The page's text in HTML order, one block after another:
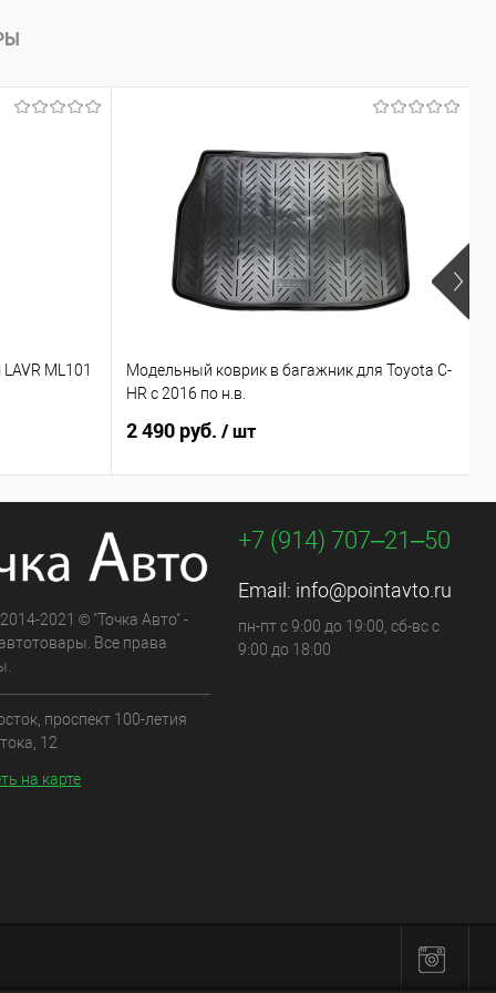
ML101
Модельный коврик в багажник для Toyota C-
HR с 2016 по н.в.
2 490 руб. / шт
2021 © "Точка Авто" -
Все права
проспект 100-летия
12
на карте
+7 (914) 707‒21‒50
Email: info@pointavto.ru
пн-пт с 9:00 до 19:00, сб-вс с
9:00 до 18:00